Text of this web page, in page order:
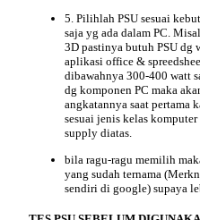
5. Pilihlah PSU sesuai
saja yg ada dalam PC.
3D pastinya butuh PSU dg
aplikasi office &
dibawahnya 300-400 watt
dg komponen PC maka
angkatannya saat
sesuai jenis kelas komputer
supply diatas.
bila ragu-ragu memilih
yang sudah ternama
sendiri di google) supaya